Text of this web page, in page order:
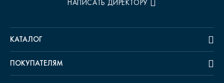
НАПИСАТЬ ДИРЕКТОРУ
КАТАЛОГ
ПОКУПАТЕЛЯМ